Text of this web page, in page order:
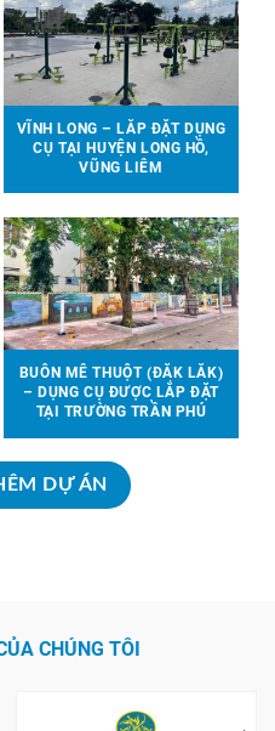
VĨNH LONG – LẮP ĐẶT DỤNG
CỤ TẠI HUYỆN LONG HỒ,
VŨNG LIÊM
BUÔN MÊ THUỘT (ĐẮK LẮK)
– DỤNG CỤ ĐƯỢC LẮP ĐẶT
TẠI TRƯỜNG TRẦN PHÚ
DỰ ÁN
CHÚNG TÔI